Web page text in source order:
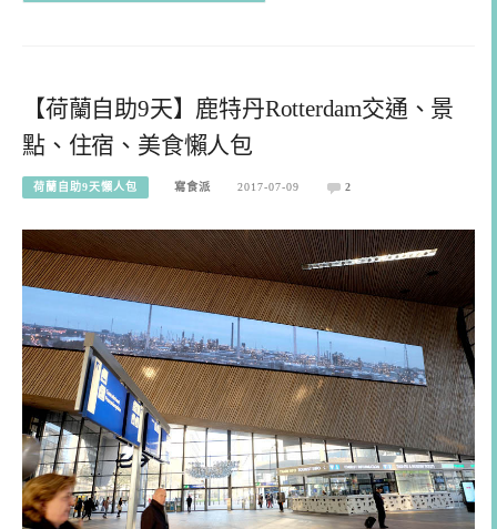
【荷蘭自助9天】鹿特丹Rotterdam交通、景
點、住宿、美食懶人包
荷蘭自助9天懶人包 寫食派 2017-07-09 2